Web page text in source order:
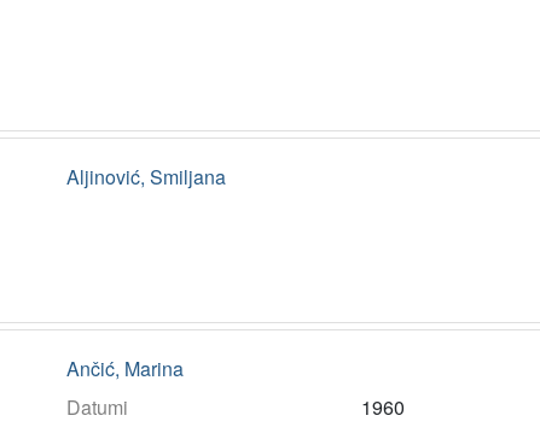
Aljinović, Smiljana
Ančić, Marina
Datumi
1960